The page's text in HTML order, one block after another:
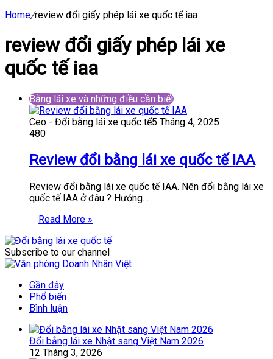
Home/review đổi giấy phép lái xe quốc tế iaa
review đổi giấy phép lái xe
quốc tế iaa
Bằng lái xe và những điều cần biết
Ceo - Đổi bằng lái xe quốc tế5 Tháng 4, 2025
480
Review đổi bằng lái xe quốc tế IAA
Review đổi bằng lái xe quốc tế IAA. Nên đổi bằng lái xe
quốc tế IAA ở đâu ? Hướng…
Read More »
Subscribe to our channel
Gần đây
Phổ biến
Bình luận
Đổi bằng lái xe Nhật sang Việt Nam 2026
12 Tháng 3, 2026